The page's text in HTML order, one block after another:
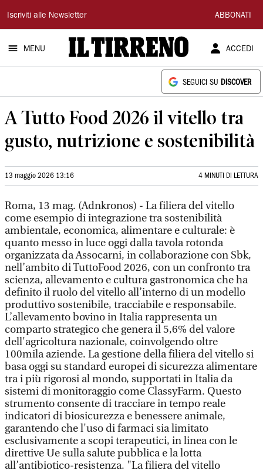
Il
Tirreno
Iscriviti alle Newsletter ABBONATI
MENU ACCEDI
SEGUICI SU DISCOVER
A Tutto Food 2026 il vitello tra
gusto, nutrizione e sostenibilità
13 maggio 2026 13:16 4 MINUTI DI LETTURA
Roma, 13 mag. (Adnkronos) - La filiera del vitello
come esempio di integrazione tra sostenibilità
ambientale, economica, alimentare e culturale: è
quanto messo in luce oggi dalla tavola rotonda
organizzata da Assocarni, in collaborazione con Sbk,
nell’ambito di TuttoFood 2026, con un confronto tra
scienza, allevamento e cultura gastronomica che ha
definito il ruolo del vitello all’interno di un modello
produttivo sostenibile, tracciabile e responsabile.
L’allevamento bovino in Italia rappresenta un
comparto strategico che genera il 5,6% del valore
dell'agricoltura nazionale, coinvolgendo oltre
100mila aziende. La gestione della filiera del vitello si
basa oggi su standard europei di sicurezza alimentare
tra i più rigorosi al mondo, supportati in Italia da
sistemi di monitoraggio come ClassyFarm. Questo
strumento consente di tracciare in tempo reale
indicatori di biosicurezza e benessere animale,
garantendo che l'uso di farmaci sia limitato
esclusivamente a scopi terapeutici, in linea con le
direttive Ue sulla salute pubblica e la lotta
all’antibiotico-resistenza. "La filiera del vitello